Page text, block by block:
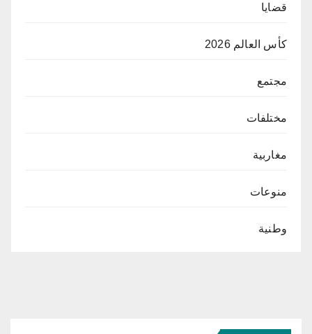
قضايا
كأس العالم 2026
مجتمع
مختلفات
مغاربية
منوعات
وطنية